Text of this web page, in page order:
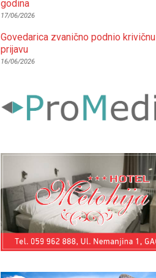
godina
17/06/2026
Govedarica zvanično podnio krivičnu
prijavu
16/06/2026